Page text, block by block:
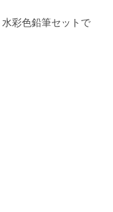
彩色鉛筆セットで